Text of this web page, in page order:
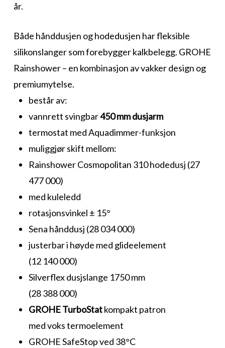
år.
Både hånddusjen og hodedusjen har fleksible
silikonslanger som forebygger kalkbelegg. GROHE
Rainshower – en kombinasjon av vakker design og
premiumytelse.
består av:
vannrett svingbar450 mm dusjarm
termostat med Aquadimmer-funksjon
muliggjør skift mellom:
Rainshower Cosmopolitan 310 hodedusj (27
477 000)
med kuleledd
rotasjonsvinkel ± 15°
Sena hånddusj (28 034 000)
justerbar i høyde med glideelement
(12 140 000)
Silverflex dusjslange 1750 mm
(28 388 000)
GROHE TurboStatkompakt patron
med voks termoelement
GROHE SafeStop ved 38°C